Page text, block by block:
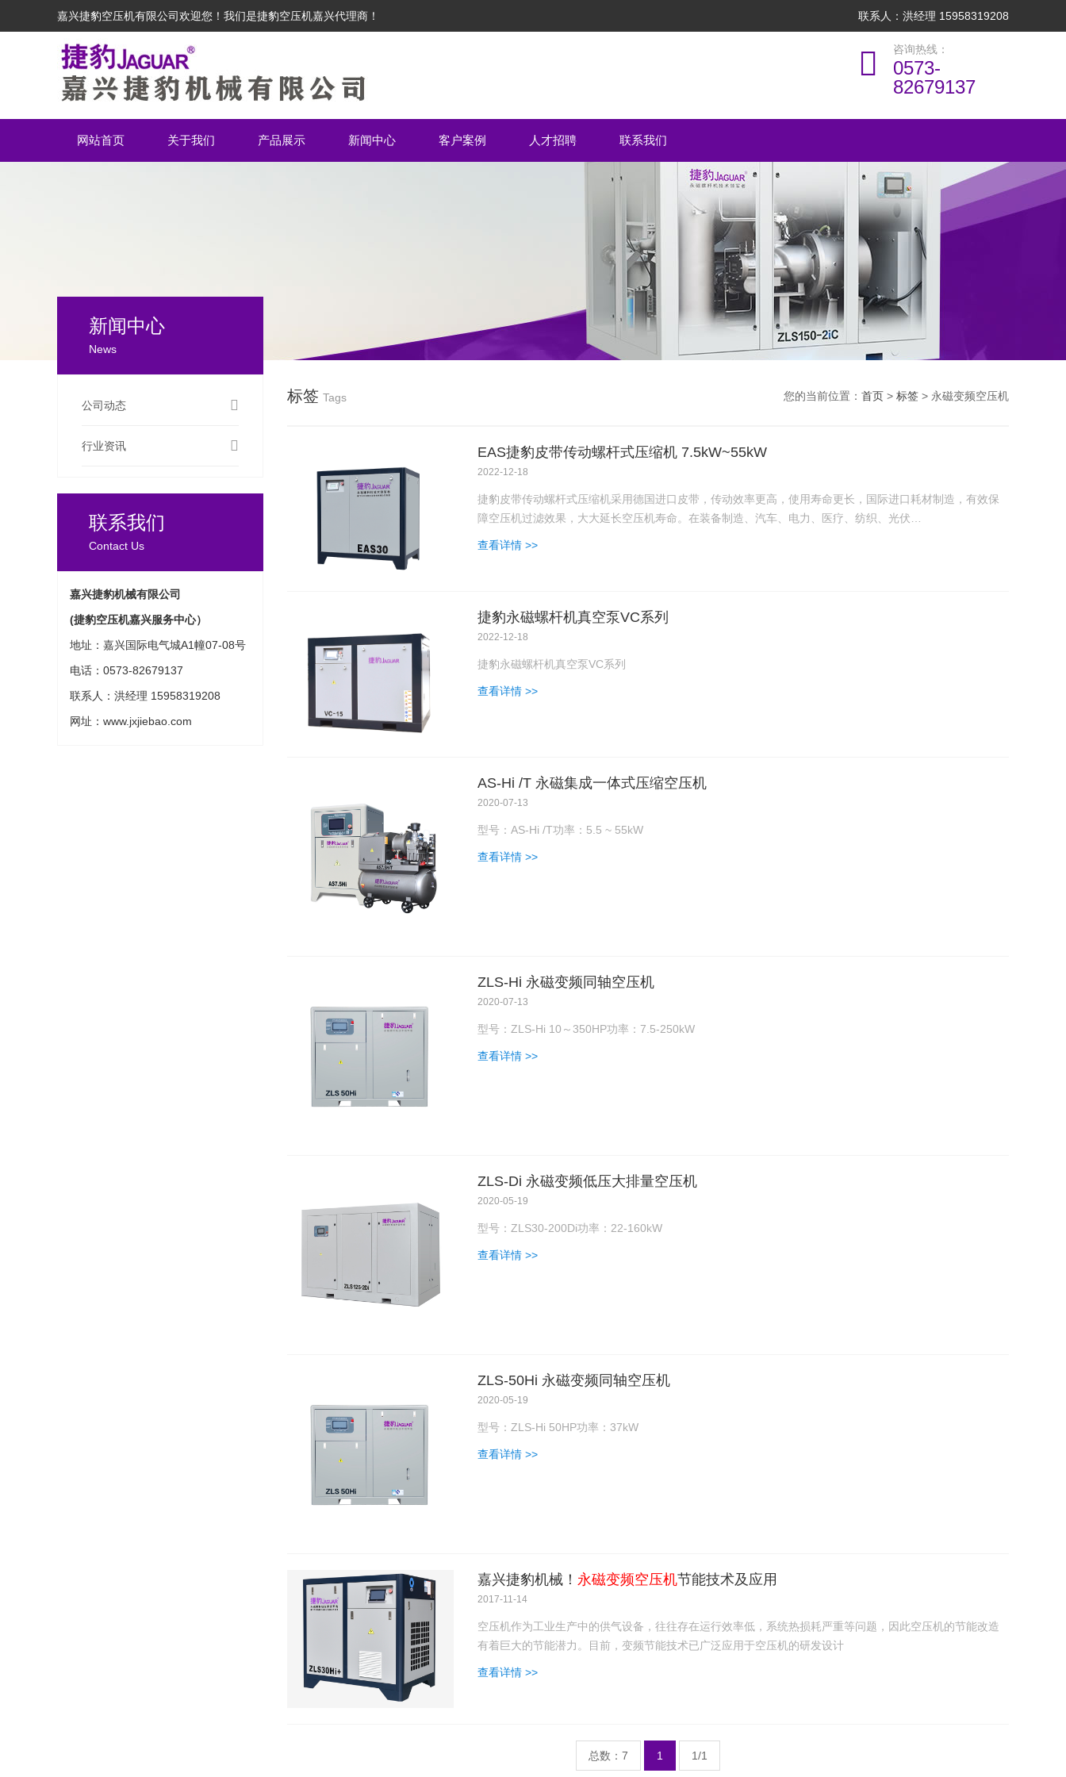
嘉兴捷豹空压机有限公司欢迎您！我们是捷豹空压机嘉兴代理商！ 联系人：洪经理 15958319208
咨询热线：
0573-
82679137
网站首页 关于我们 产品展示 新闻中心 客户案例 人才招聘 联系我们
新闻中心
News
公司动态
行业资讯
联系我们
Contact Us
嘉兴捷豹机械有限公司
(捷豹空压机嘉兴服务中心）
地址：嘉兴国际电气城A1幢07-08号
电话：0573-82679137
联系人：洪经理 15958319208
网址：www.jxjiebao.com
标签 Tags 您的当前位置： 首页 > 标签 > 永磁变频空压机
EAS捷豹皮带传动螺杆式压缩机 7.5kW~55kW
2022-12-18
捷豹皮带传动螺杆式压缩机采用德国进口皮带，传动效率更高，使用寿命更长，国际进口耗材制造，有效保
障空压机过滤效果，大大延长空压机寿命。在装备制造、汽车、电力、医疗、纺织、光伏…
查看详情 >>
捷豹永磁螺杆机真空泵VC系列
2022-12-18
捷豹永磁螺杆机真空泵VC系列
查看详情 >>
AS-Hi /T 永磁集成一体式压缩空压机
2020-07-13
型号：AS-Hi /T功率：5.5 ~ 55kW
查看详情 >>
ZLS-Hi 永磁变频同轴空压机
2020-07-13
型号：ZLS-Hi 10～350HP功率：7.5-250kW
查看详情 >>
ZLS-Di 永磁变频低压大排量空压机
2020-05-19
型号：ZLS30-200Di功率：22-160kW
查看详情 >>
ZLS-50Hi 永磁变频同轴空压机
2020-05-19
型号：ZLS-Hi 50HP功率：37kW
查看详情 >>
嘉兴捷豹机械！ 永磁变频空压机节能技术及应用
2017-11-14
空压机作为工业生产中的供气设备，往往存在运行效率低，系统热损耗严重等问题，因此空压机的节能改造
有着巨大的节能潜力。目前，变频节能技术已广泛应用于空压机的研发设计
查看详情 >>
总数：7 1 1/1